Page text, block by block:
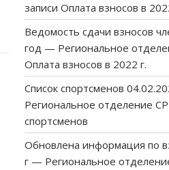
записи Оплата взносов в
Ведомость сдачи взносов
год — Региональное
Оплата взносов в 2022 г.
Список спортсменов
Региональное отделение
спортсменов
Обновлена информация по
г — Региональное